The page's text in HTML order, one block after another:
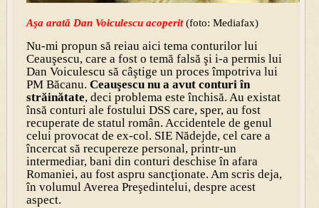
Aşa arată Dan Voiculescu acoperit (foto: Mediafax)
Nu-mi propun să reiau aici tema conturilor lui
Ceauşescu, care a fost o temă falsă şi i-a permis lui
Dan Voiculescu să câştige un proces împotriva lui
PM Băcanu. Ceauşescu nu a avut conturi în
străinătate, deci problema este închisă. Au existat
însă conturi ale fostului DSS care, sper, au fost
recuperate de statul român. Accidentele de genul
celui provocat de ex-col. SIE Nădejde, cel care a
încercat să recupereze personal, printr-un
intermediar, bani din conturi deschise în afara
Romaniei, au fost aspru sancţionate. Am scris deja,
în volumul Averea Preşedintelui, despre acest
aspect.